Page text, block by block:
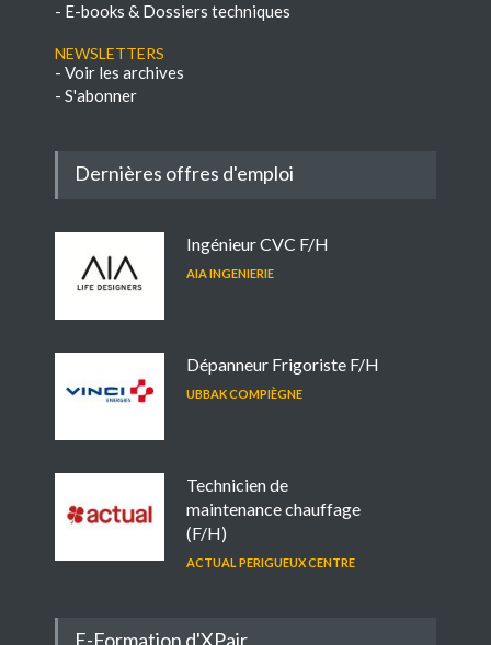
- E-books & Dossiers techniques
NEWSLETTERS
- Voir les archives
- S'abonner
Dernières offres d'emploi
Ingénieur CVC F/H
AIA INGENIERIE
Dépanneur Frigoriste F/H
UBBAK COMPIÈGNE
Technicien de
maintenance chauffage
(F/H)
ACTUAL PERIGUEUX CENTRE
E-Formation d'XPair